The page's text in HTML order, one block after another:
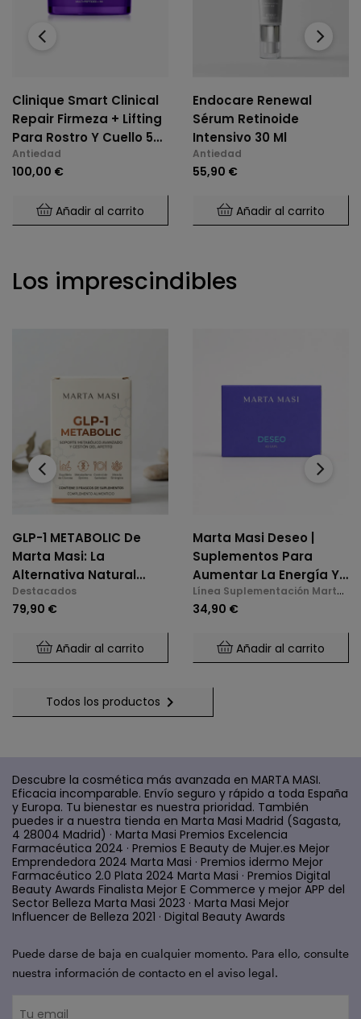
Clinique Smart Clinical
Repair Firmeza + Lifting
Para Rostro Y Cuello 50
Ml
Antiedad
100,00 €
Añadir al carrito
Endocare Renewal
Sérum Retinoide
Intensivo 30 Ml
Antiedad
55,90 €
Añadir al carrito
‹ ›
Los imprescindibles
GLP-1 METABOLIC De
Marta Masi: La
Alternativa Natural
Para El Control De
Glucosa Y Saciedad.
Destacados
79,90 €
Añadir al carrito
Marta Masi Deseo |
Suplementos Para
Aumentar La Energía Y
La Libido En La
Menopausia
Línea Suplementación Marta
Masi
34,90 €
Añadir al carrito
‹ ›
Todos los productos 
Descubre la cosmética más avanzada en MARTA MASI.
Eficacia incomparable. Envío seguro y rápido a toda España
y Europa. Tu bienestar es nuestra prioridad. También
puedes ir a nuestra tienda en Marta Masi Madrid (Sagasta,
4 28004 Madrid) · Marta Masi Premios Excelencia
Farmacéutica 2024 · Premios E Beauty de Mujer.es Mejor
Emprendedora 2024 Marta Masi · Premios idermo Mejor
Farmacéutico 2.0 Plata 2024 Marta Masi · Premios Digital
Beauty Awards Finalista Mejor E Commerce y mejor APP del
Sector Belleza Marta Masi 2023 · Marta Masi Mejor
Influencer de Belleza 2021 · Digital Beauty Awards
Puede darse de baja en cualquier momento. Para ello, consulte
nuestra información de contacto en el aviso legal.